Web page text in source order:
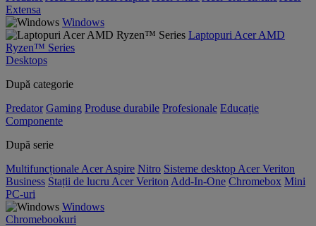
Extensa
Windows
Laptopuri Acer AMD
Ryzen™ Series
Desktops
După categorie
Predator Gaming Produse durabile Profesionale Educație
Componente
După serie
Multifuncționale Acer Aspire Nitro Sisteme desktop Acer Veriton
Business Stații de lucru Acer Veriton Add-In-One Chromebox Mini
PC-uri
Windows
Chromebookuri